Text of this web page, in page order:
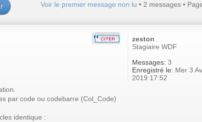
Voir le premier message non lu • 2 messages •
par code ou codebarre (Col_Code)
identique :
zeston
Stagiaire WDF
Messages: 3
Enregistré le: Mer 3
2019 17:52